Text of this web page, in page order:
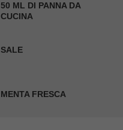
50 ML DI PANNA DA
CUCINA
SALE
MENTA FRESCA